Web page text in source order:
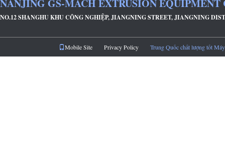
NANJING GS-MACH EXTRUSION EQUIPMENT
NO.12 SHANGHU KHU CÔNG NGHIỆP, JIANGNING STREET, JIANGNING
Mobile Site Privacy Policy Trung Quốc chất lượng tốt